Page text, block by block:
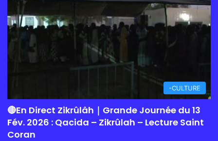
-CULTURE
🔴En Direct Zikrûlâh｜Grande Journée du 13
Fév. 2026 : Qacida – Zikrûlah – Lecture Saint
Coran